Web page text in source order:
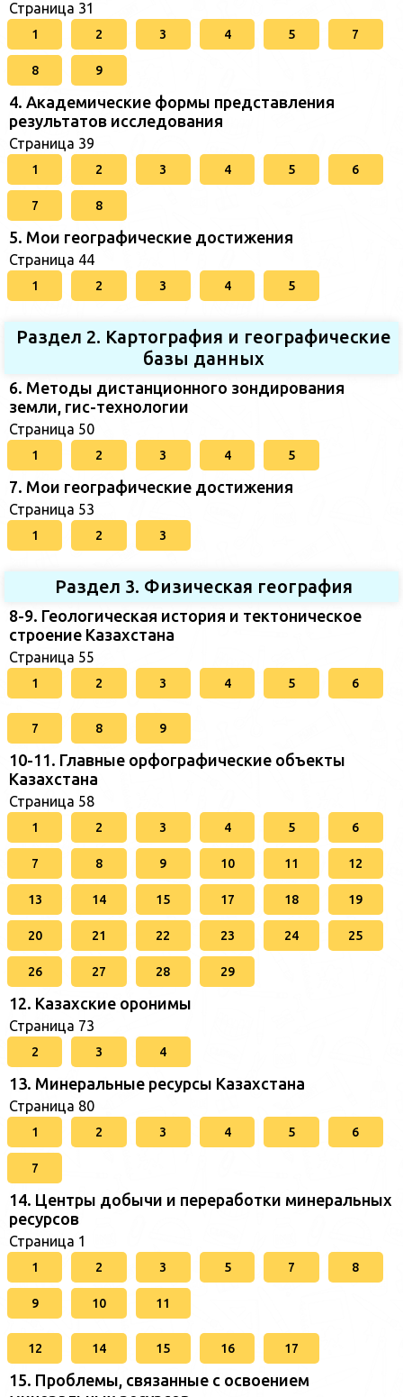
Страница 31
1 2 3 4 5 7
8 9
4. Академические формы представления
результатов исследования
Страница 39
1 2 3 4 5 6
7 8
5. Мои географические достижения
Страница 44
1 2 3 4 5
Раздел 2. Картография и географические
базы данных
6. Методы дистанционного зондирования
земли, гис-технологии
Страница 50
1 2 3 4 5
7. Мои географические достижения
Страница 53
1 2 3
Раздел 3. Физическая география
8-9. Геологическая история и тектоническое
строение Казахстана
Страница 55
1 2 3 4 5 6
7 8 9
10-11. Главные орфографические объекты
Казахстана
Страница 58
1 2 3 4 5 6
7 8 9 10 11 12
13 14 15 17 18 19
20 21 22 23 24 25
26 27 28 29
12. Казахские оронимы
Страница 73
2 3 4
13. Минеральные ресурсы Казахстана
Страница 80
1 2 3 4 5 6
7
14. Центры добычи и переработки минеральных
ресурсов
Страница 1
1 2 3 5 7 8
9 10 11
12 14 15 16 17
15. Проблемы, связанные с освоением